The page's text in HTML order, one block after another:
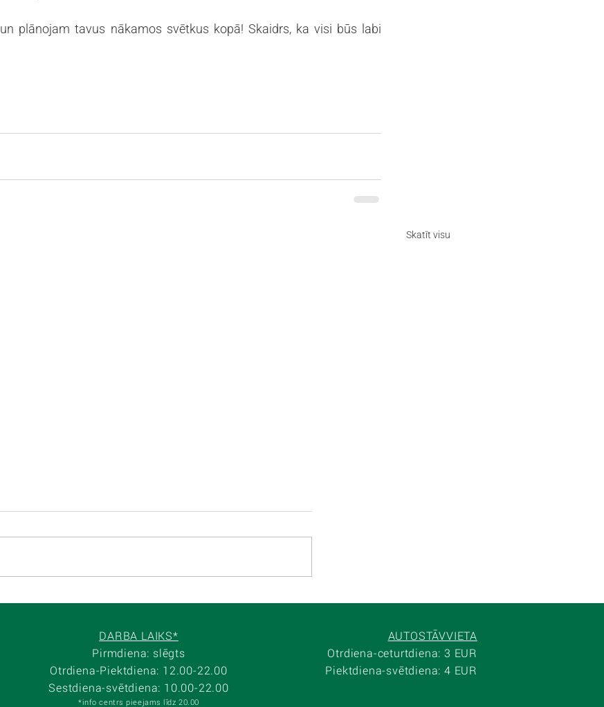
un plānojam tavus nākamos svētkus kopā! Skaidrs, ka visi būs labi
Skatīt visu
DARBA LAIKS*
Pirmdiena: slēgts
Otrdiena-Piektdiena: 12.00-22.00
Sestdiena-svētdiena: 10.00-22.00
*info centrs pieejams līdz 20.00
AUTOSTĀVVIETA
Otrdiena-ceturtdiena: 3 EUR
Piektdiena-svētdiena: 4 EUR